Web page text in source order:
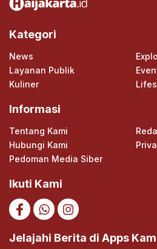
Kategori
News
Layanan Publik
Kuliner
Informasi
Tentang Kami
Hubungi Kami
Pedoman Media Siber
Ikuti Kami
Jelajahi Berita di Apps